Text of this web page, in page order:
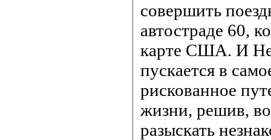
совершить
автостраде 60,
карте США. И
пускается в
рискованное
жизни, решив,
разыскать